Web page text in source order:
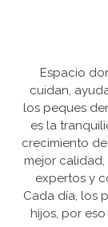
Espacio
cuidan,
los peques
es la
crecimiento
mejor
expertos y
Cada día, los
hijos, por